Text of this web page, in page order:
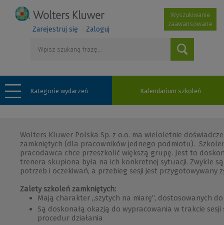
Zarejestruj się Zaloguj
Wyszukiwanie
zaawansowane
Kategorie wydarzeń Kalendarium szkoleń
Wolters Kluwer Polska Sp. z o.o. ma wieloletnie
zamkniętych (dla pracowników jednego podmiotu).
pracodawca chce przeszkolić większą grupę. Jest to
trenera skupiona była na ich konkretnej sytuacji. Zwykle
potrzeb i oczekiwań, a przebieg sesji jest przygotowywany
Zalety szkoleń zamkniętych:
Mają charakter „szytych na miarę”, dostosowanych
Są doskonałą okazją do wypracowania w trakcie
procedur działania